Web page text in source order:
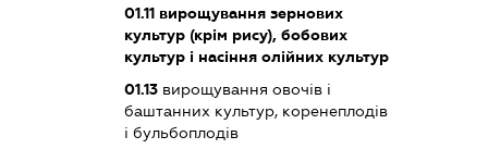
01.11 вирощування зернових
культур (крім рису), бобових
культур і насіння олійних культур
01.13 вирощування овочів і
баштанних культур, коренеплодів
і бульбоплодів